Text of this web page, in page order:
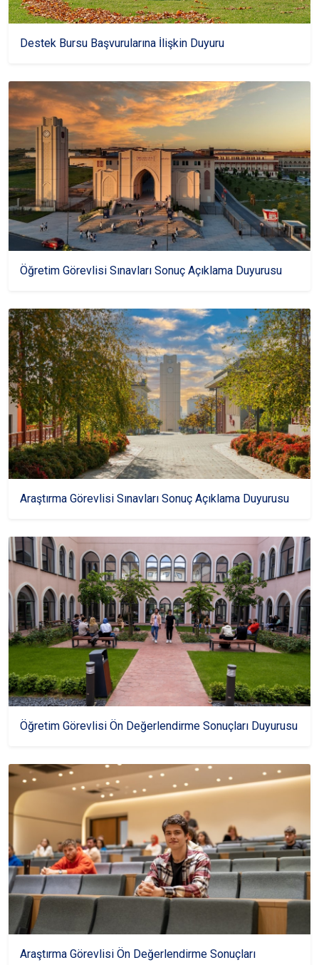
Destek Bursu Başvurularına İlişkin Duyuru
Öğretim Görevlisi Sınavları Sonuç Açıklama Duyurusu
Araştırma Görevlisi Sınavları Sonuç Açıklama Duyurusu
Öğretim Görevlisi Ön Değerlendirme Sonuçları Duyurusu
Araştırma Görevlisi Ön Değerlendirme Sonuçları